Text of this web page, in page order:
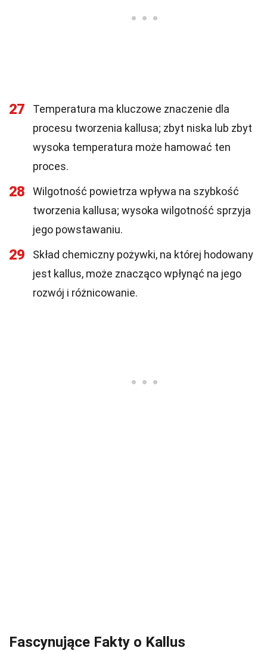
27
Temperatura ma kluczowe znaczenie dla
procesu tworzenia kallusa; zbyt niska lub zbyt
wysoka temperatura może hamować ten
proces.
28
Wilgotność powietrza wpływa na szybkość
tworzenia kallusa; wysoka wilgotność sprzyja
jego powstawaniu.
29
Skład chemiczny pożywki, na której hodowany
jest kallus, może znacząco wpłynąć na jego
rozwój i różnicowanie.
Fascynujące Fakty o Kallus